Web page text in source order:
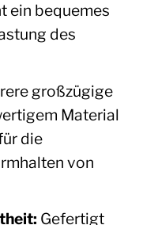
ein bequemes
des
großzügige
Material
die
von
Gefertigt